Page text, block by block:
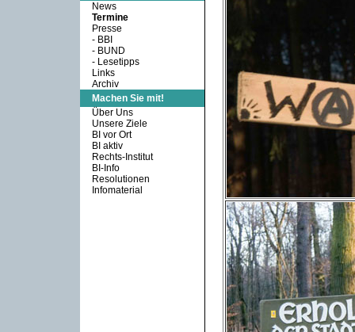
News
Termine
Presse
- BBI
- BUND
- Lesetipps
Links
Archiv
Machen Sie mit!
Über Uns
Unsere Ziele
BI vor Ort
BI aktiv
Rechts-Institut
BI-Info
Resolutionen
Infomaterial